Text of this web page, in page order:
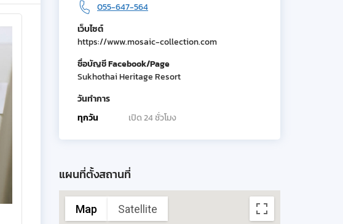
055-647-564
เว็บไซต์
https://www.mosaic-collection.com
ชื่อบัญชี Facebook/Page
Sukhothai Heritage Resort
วันทำการ
ทุกวัน
เปิด 24 ชั่วโมง
แผนที่ตั้งสถานที่
Map Satellite